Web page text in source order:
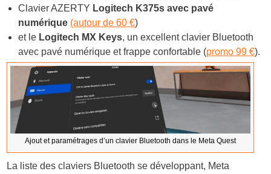
Clavier AZERTY Logitech K375s avec pavé
numérique (autour de 60 €)
et le Logitech MX Keys, un excellent clavier Bluetooth
avec pavé numérique et frappe confortable (promo 99 €).
Ajout et paramétrages d’un clavier Bluetooth dans le Meta Quest
La liste des claviers Bluetooth se développant, Meta